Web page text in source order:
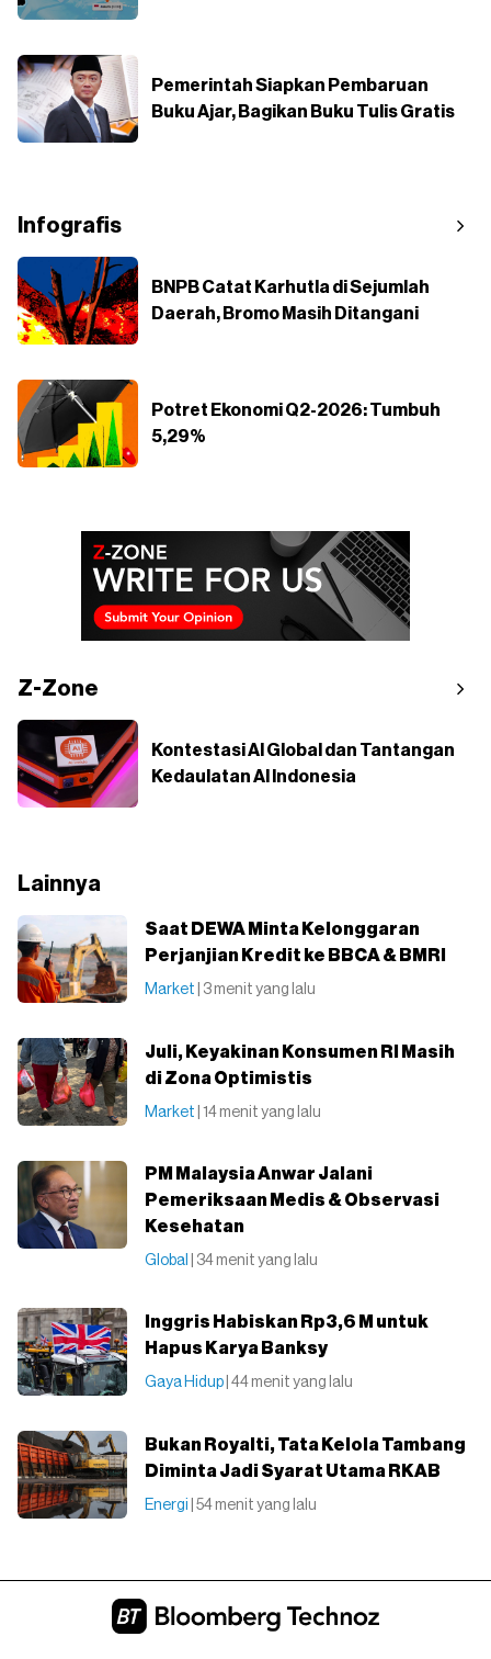
Pemerintah Siapkan Pembaruan
Buku Ajar, Bagikan Buku Tulis Gratis
Infografis
BNPB Catat Karhutla di Sejumlah
Daerah, Bromo Masih Ditangani
Potret Ekonomi Q2-2026: Tumbuh
5,29%
Z-Zone
Kontestasi AI Global dan Tantangan
Kedaulatan AI Indonesia
Lainnya
Saat DEWA Minta Kelonggaran
Perjanjian Kredit ke BBCA & BMRI
Market | 3 menit yang lalu
Juli, Keyakinan Konsumen RI Masih
di Zona Optimistis
Market | 14 menit yang lalu
PM Malaysia Anwar Jalani
Pemeriksaan Medis & Observasi
Kesehatan
Global | 34 menit yang lalu
Inggris Habiskan Rp3,6 M untuk
Hapus Karya Banksy
Gaya Hidup | 44 menit yang lalu
Bukan Royalti, Tata Kelola Tambang
Diminta Jadi Syarat Utama RKAB
Energi | 54 menit yang lalu